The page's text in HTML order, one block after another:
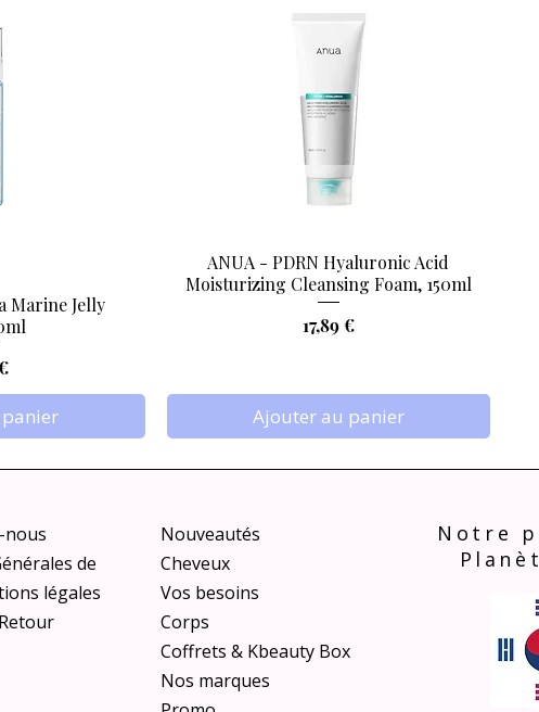
Marine Jelly
Aperçu rapide
ANUA - PDRN Hyaluronic Acid
Moisturizing Cleansing Foam, 150ml
Prix
17,89 €
Ajouter au panier
nous
de
légales
Nouveautés
Cheveux
Vos besoins
Corps
Coffrets & Kbeauty Box
Nos marques
Notre